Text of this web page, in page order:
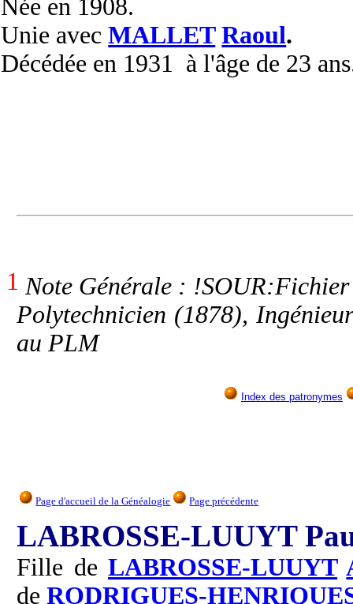
Née en 1908.
Unie avecMALLET Raoul.
Décédée en 1931 à l'âge de 23
1 Note Générale :
Polytechnicien (1878),
au PLM
Index des patronymes
Page d'accueil de la Généalogie Page précédente
LABROSSE-LUUYT
Fille deLABROSSE-LUUYT
deRODRIGUES-